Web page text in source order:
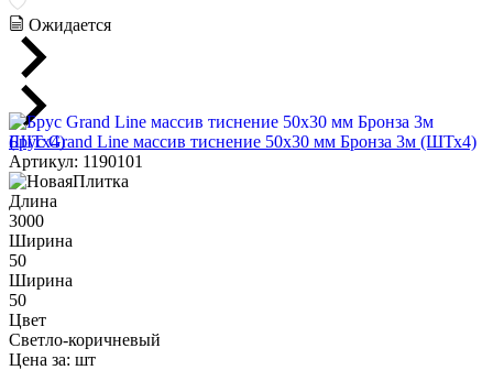
Ожидается
Брус Grand Line массив тиснение 50х30 мм Бронза 3м (ШТх4)
Артикул: 1190101
Длина
3000
Ширина
50
Ширина
50
Цвет
Светло-коричневый
Цена за: шт